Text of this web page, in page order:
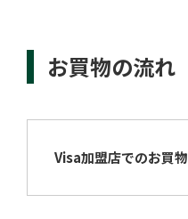
お買物の流れ
Visa加盟店でのお買物